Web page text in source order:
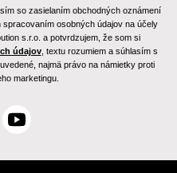
so zasielaním obchodných oznámení
osobných údajov na účely
s.r.o. a potvrdzujem, že som si
údajov, textu rozumiem a súhlasím s
najmä právo na námietky proti
marketingu.
Y
u